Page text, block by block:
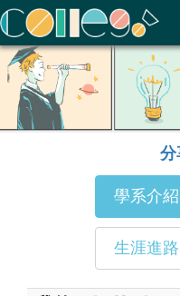
ColleGo! 大學選才與高中育
分
學系介紹
生涯進路